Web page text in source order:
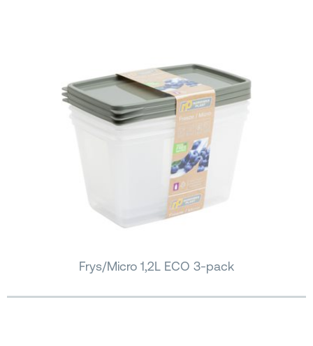
Frys/Micro 1,2L ECO 3-pack